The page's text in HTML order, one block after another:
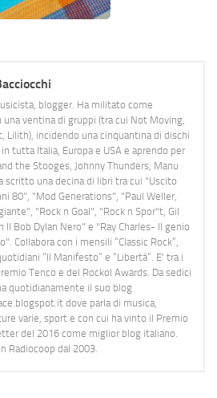
blogger. Ha militato come
ventina di gruppi (tra cui Not Moving,
Lilith), incidendo una cinquantina di dischi
tutta Italia, Europa e USA e aprendo per
the Stooges, Johnny Thunders, Manu
scritto una decina di libri tra cui "Uscito
80", "Mod Generations", "Paul Weller,
"Rock n Goal", "Rock n Spor"t, Gil
Bob Dylan Nero" e "Ray Charles- Il genio
Collabora con i mensili “Classic Rock”,
“Il Manifesto” e “Libertà”. E' tra i
Tenco e del Rockol Awards. Da sedici
quotidianamente il suo blog
dove parla di musica,
varie, sport e con cui ha vinto il Premio
del 2016 come miglior blog italiano.
Radiocoop dal 2003.